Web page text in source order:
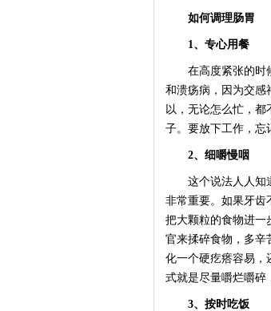
如何调理肠胃
1、专心用餐
在高度紧张的时候
和溃疡病，因为交感
以，无论怎么忙，都
子。要放下工作，忘
2、细嚼慢咽
这个说法人人知道
非常重要。如果牙齿
把大颗粒的食物进一
官来揉碎食物，多辛
化一个硬疙瘩容易，
式就是尽量嚼烂嚼碎
3、按时吃饭